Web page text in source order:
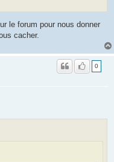
le forum pour nous donner
cacher.
0